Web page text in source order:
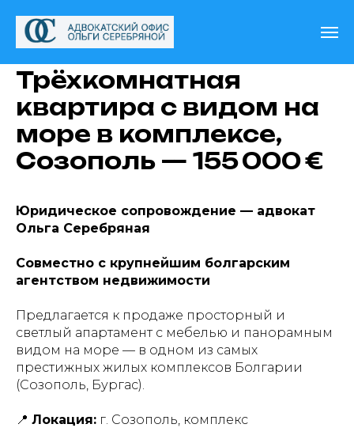
Трёхкомнатная
квартира с видом на
море в комплексе,
Созополь — 155 000 €
Юридическое сопровождение — адвокат
Ольга Серебряная
Совместно с крупнейшим болгарским
агентством недвижимости
Предлагается к продаже просторный и
светлый апартамент с мебелью и панорамным
видом на море — в одном из самых
престижных жилых комплексов Болгарии
(Созополь, Бургас).
📍 Локация: г. Созополь, комплекс